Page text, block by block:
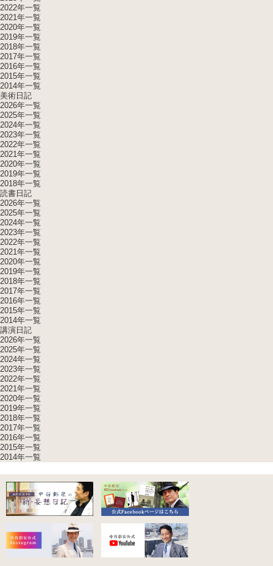
2022年一覧
2021年一覧
2020年一覧
2019年一覧
2018年一覧
2017年一覧
2016年一覧
2015年一覧
2014年一覧
美術日記
2026年一覧
2025年一覧
2024年一覧
2023年一覧
2022年一覧
2021年一覧
2020年一覧
2019年一覧
2018年一覧
読書日記
2026年一覧
2025年一覧
2024年一覧
2023年一覧
2022年一覧
2021年一覧
2020年一覧
2019年一覧
2018年一覧
2017年一覧
2016年一覧
2015年一覧
2014年一覧
講演日記
2026年一覧
2025年一覧
2024年一覧
2023年一覧
2022年一覧
2021年一覧
2020年一覧
2019年一覧
2018年一覧
2017年一覧
2016年一覧
2015年一覧
2014年一覧